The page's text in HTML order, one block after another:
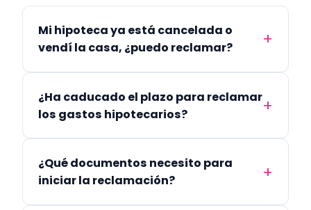
Mi hipoteca ya está cancelada o
vendí la casa, ¿puedo reclamar?
¿Ha caducado el plazo para reclamar
los gastos hipotecarios?
¿Qué documentos necesito para
iniciar la reclamación?